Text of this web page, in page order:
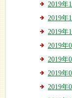
2019年
2019年
2019年
2019年
2019年
2019年
2019年